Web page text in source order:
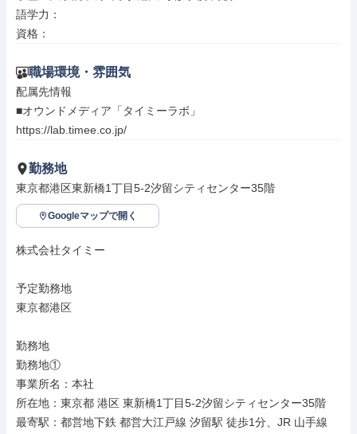
語学力：
資格：
職場環境・雰囲気
配属先情報
■オウンドメディア「タイミーラボ」
https://lab.timee.co.jp/
勤務地
東京都港区東新橋1丁目5-2汐留シティセンター35階
Googleマップで開く
株式会社タイミー
予定勤務地
東京都港区
勤務地
勤務地①
事業所名：本社
所在地：東京都 港区 東新橋1丁目5-2汐留シティセンター35階
最寄駅：都営地下鉄 都営大江戸線 汐留駅 徒歩1分、JR 山手線